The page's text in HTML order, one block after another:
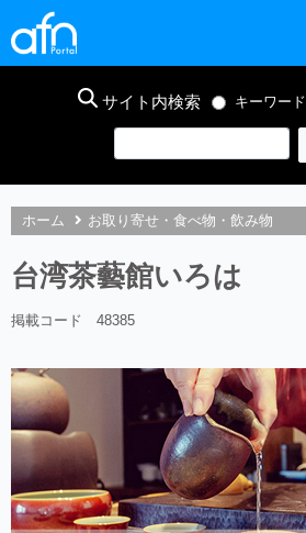
サイト内検索 キーワード
ホーム お取り寄せ・食べ物・飲み物
台湾茶藝館いろは
掲載コード 48385